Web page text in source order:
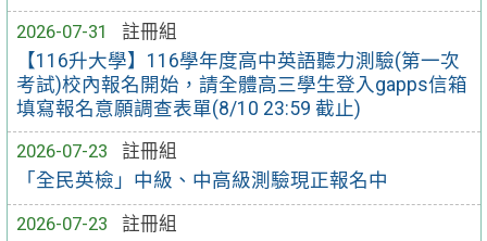
2026-07-31
註冊組
【116升大學】116學年度高中英語聽力測驗(第一次
考試)校內報名開始，請全體高三學生登入gapps信箱
填寫報名意願調查表單(8/10 23:59 截止)
2026-07-23
註冊組
「全民英檢」中級、中高級測驗現正報名中
2026-07-23
註冊組